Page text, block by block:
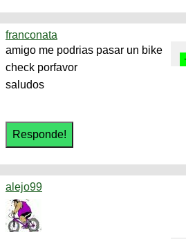
franconata
amigo me podrias pasar un bike
check porfavor
saludos
alejo99